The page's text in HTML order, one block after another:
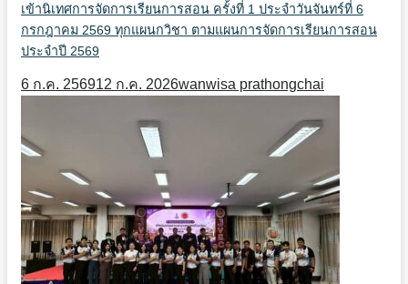
เข้านิเทศการจัดการเรียนการสอน ครั้งที่ 1 ประจำวันจันทร์ที่ 6
กรกฎาคม 2569 ทุกแผนกวิชา ตามแผนการจัดการเรียนการสอน
ประจำปี 2569
6 ก.ค. 256912 ก.ค. 2026wanwisa prathongchai